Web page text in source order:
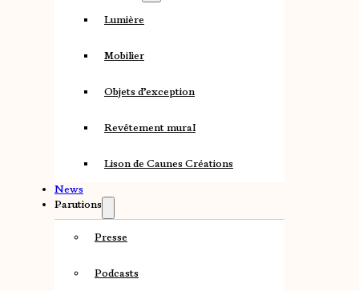
Lumière
Mobilier
Objets d’exception
Revêtement mural
Lison de Caunes Créations
News
Parutions
Presse
Podcasts